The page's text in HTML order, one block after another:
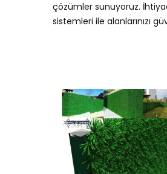
çözümler sunuyoruz.
sistemleri ile alanlarınızı